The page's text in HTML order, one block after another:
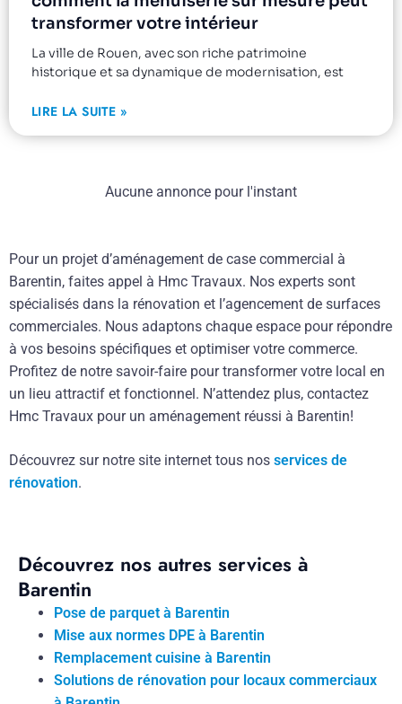
transformer votre intérieur
La ville de Rouen, avec son riche patrimoine
historique et sa dynamique de modernisation, est
LIRE LA SUITE »
Aucune annonce pour l'instant
Pour un projet d’aménagement de case commercial à
Barentin, faites appel à Hmc Travaux. Nos experts sont
spécialisés dans la rénovation et l’agencement de surfaces
commerciales. Nous adaptons chaque espace pour répondre
à vos besoins spécifiques et optimiser votre commerce.
Profitez de notre savoir-faire pour transformer votre local en
un lieu attractif et fonctionnel. N’attendez plus, contactez
Hmc Travaux pour un aménagement réussi à Barentin!
Découvrez sur notre site internet tous nos services de
rénovation.
Découvrez nos autres services à
Barentin
Pose de parquet à Barentin
Mise aux normes DPE à Barentin
Remplacement cuisine à Barentin
Solutions de rénovation pour locaux commerciaux